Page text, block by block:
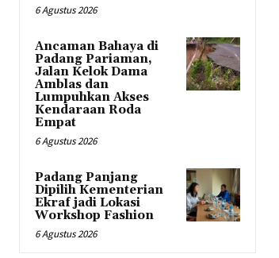
6 Agustus 2026
Ancaman Bahaya di
Padang Pariaman,
Jalan Kelok Dama
Amblas dan
Lumpuhkan Akses
Kendaraan Roda
Empat
6 Agustus 2026
Padang Panjang
Dipilih Kementerian
Ekraf jadi Lokasi
Workshop Fashion
6 Agustus 2026